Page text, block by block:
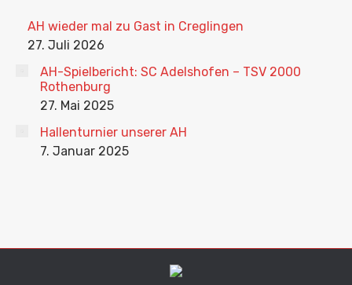
AH wieder mal zu Gast in Creglingen
27. Juli 2026
AH-Spielbericht: SC Adelshofen – TSV 2000
Rothenburg
27. Mai 2025
Hallenturnier unserer AH
7. Januar 2025